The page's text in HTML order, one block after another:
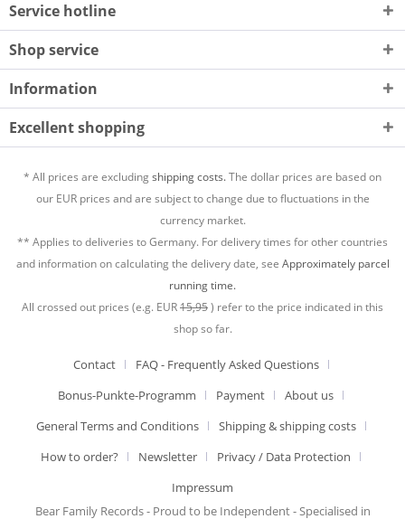
Service hotline
Shop service
Information
Excellent shopping
* All prices are excludingshipping costs.The dollar prices are based on
our EUR prices and are subject to change due to fluctuations in the
currency market.
** Applies to deliveries to Germany. For delivery times for other countries
and information on calculating the delivery date, see Approximately parcel
running time.
All crossed out prices (e.g. EUR15,95) refer to the price indicated in this
shop so far.
Contact
FAQ - Frequently Asked Questions
Bonus-Punkte-Programm
Payment
About us
General Terms and Conditions
Shipping & shipping costs
How to order?
Newsletter
Privacy / Data Protection
Impressum
Bear Family Records - Proud to be Independent - Specialised in